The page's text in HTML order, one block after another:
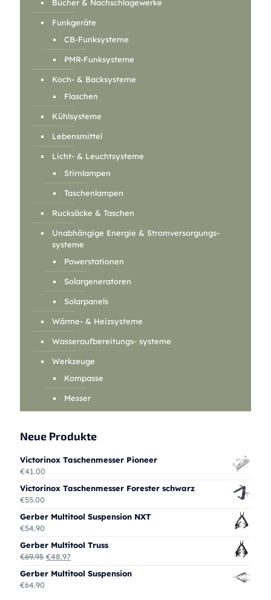
Bücher & Nachschlagewerke
Funkgeräte
CB-Funksysteme
PMR-Funksysteme
Koch- & Backsysteme
Flaschen
Kühlsysteme
Lebensmittel
Licht- & Leuchtsysteme
Stirnlampen
Taschenlampen
Rucksäcke & Taschen
Unabhängige Energie & Stromversorgungs-
systeme
Powerstationen
Solargeneratoren
Solarpanels
Wärme- & Heizsysteme
Wasseraufbereitungs- systeme
Werkzeuge
Kompasse
Messer
Neue Produkte
Victorinox Taschenmesser Pioneer
€41.00
Victorinox Taschenmesser Forester schwarz
€55.00
Gerber Multitool Suspension NXT
€54.90
Gerber Multitool Truss
€69.95 Ursprünglicher
war:
€48.97Aktueller
ist:
Gerber Multitool Suspension
€64.90